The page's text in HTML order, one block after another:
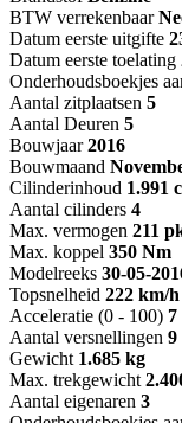
BTW verrekenbaar
Datum eerste uitgifte
Datum eerste toelating
Onderhoudsboekjes
Aantal zitplaatsen 5
Aantal Deuren 5
Bouwjaar 2016
Bouwmaand
Cilinderinhoud 1.991
Aantal cilinders 4
Max. vermogen 211
Max. koppel 350 Nm
Modelreeks 30-05-
Topsnelheid 222 km/h
Acceleratie (0 - 100) 7
Aantal versnellingen 9
Gewicht 1.685 kg
Max. trekgewicht
Aantal eigenaren 3